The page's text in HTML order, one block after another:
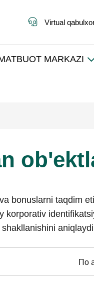
Virtual
MARKAZI
bonuslarni taqdim
korporativ
По